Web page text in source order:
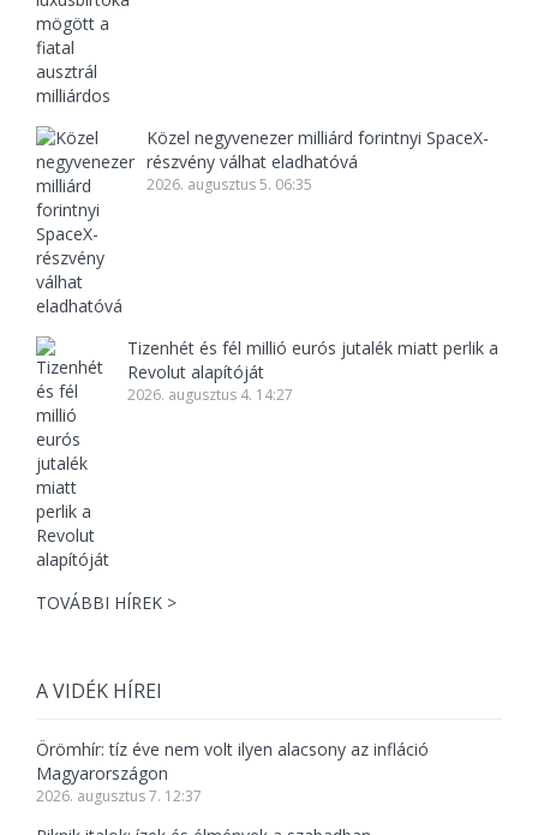
Közel negyvenezer milliárd forintnyi SpaceX-
részvény válhat eladhatóvá
2026. augusztus 5. 06:35
Tizenhét és fél millió eurós jutalék miatt perlik a
Revolut alapítóját
2026. augusztus 4. 14:27
TOVÁBBI HÍREK >
A VIDÉK HÍREI
Örömhír: tíz éve nem volt ilyen alacsony az infláció
Magyarországon
2026. augusztus 7. 12:37